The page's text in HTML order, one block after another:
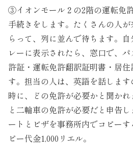
③イオンモール２の2階の運転免
手続きをします。たくさんの人
らって、列に並んで待ちます。
レーに表示されたら、窓口で、
許証・運転免許翻訳証明書・居住
す。担当の人は、英語を話しま
時に、どの免許が必要かと聞か
と二輪車の免許が必要だと申告
ートとビザを事務所内でコピー
ピー代金1,000リエル。